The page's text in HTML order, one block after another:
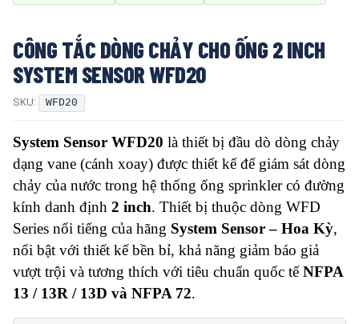
CÔNG TẮC DÒNG CHẢY CHO ỐNG 2 INCH
SYSTEM SENSOR WFD20
SKU: WFD20
System Sensor WFD20 là thiết bị đầu dò dòng chảy
dạng vane (cánh xoay) được thiết kế để giám sát dòng
chảy của nước trong hệ thống ống sprinkler có đường
kính danh định 2 inch. Thiết bị thuộc dòng WFD
Series nổi tiếng của hãng System Sensor – Hoa Kỳ,
nổi bật với thiết kế bền bỉ, khả năng giảm báo giả
vượt trội và tương thích với tiêu chuẩn quốc tếNFPA
13 / 13R / 13D và NFPA 72.